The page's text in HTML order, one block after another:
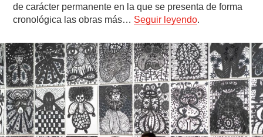
de carácter permanente en la que se presenta de forma
cronológica las obras más… Seguir leyendo.